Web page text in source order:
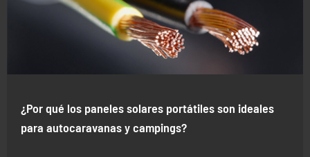
¿Por qué los paneles solares portátiles son ideales
para autocaravanas y campings?